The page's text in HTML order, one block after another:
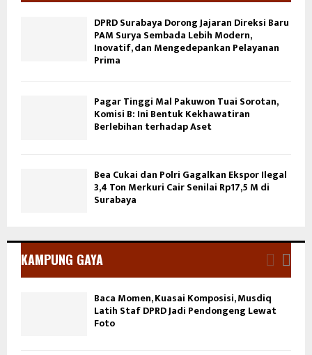
DPRD Surabaya Dorong Jajaran Direksi Baru
PAM Surya Sembada Lebih Modern,
Inovatif, dan Mengedepankan Pelayanan
Prima
Pagar Tinggi Mal Pakuwon Tuai Sorotan,
Komisi B: Ini Bentuk Kekhawatiran
Berlebihan terhadap Aset
Bea Cukai dan Polri Gagalkan Ekspor Ilegal
3,4 Ton Merkuri Cair Senilai Rp17,5 M di
Surabaya
KAMPUNG GAYA
Baca Momen, Kuasai Komposisi, Musdiq
Latih Staf DPRD Jadi Pendongeng Lewat
Foto